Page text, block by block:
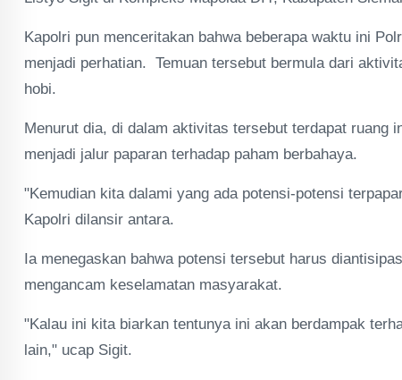
Kapolri pun menceritakan bahwa beberapa waktu ini
menjadi perhatian. Temuan tersebut bermula dari
hobi.
Menurut dia, di dalam aktivitas tersebut terdapat ruang
menjadi jalur paparan terhadap paham berbahaya.
"Kemudian kita dalami yang ada potensi-potensi
Kapolri dilansir antara.
Ia menegaskan bahwa potensi tersebut harus
mengancam keselamatan masyarakat.
"Kalau ini kita biarkan tentunya ini akan berdampak
lain," ucap Sigit.